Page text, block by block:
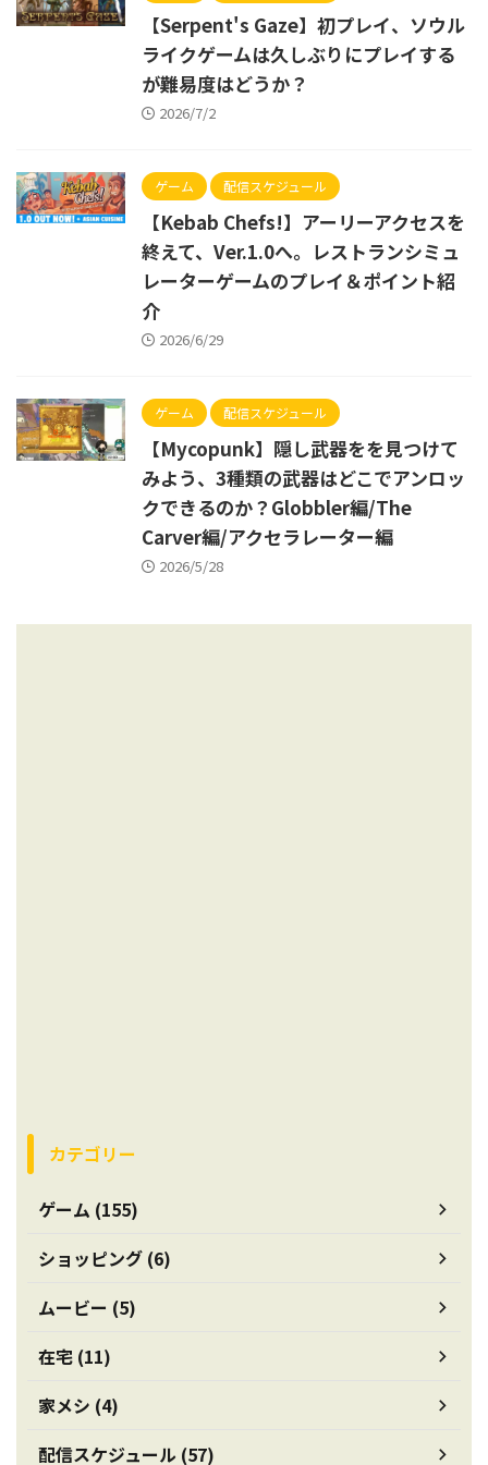
【Serpent's Gaze】初プレイ、ソウル
ライクゲームは久しぶりにプレイする
が難易度はどうか？
2026/7/2
ゲーム 配信スケジュール
【Kebab Chefs!】アーリーアクセスを
終えて、Ver.1.0へ。レストランシミュ
レーターゲームのプレイ＆ポイント紹
介
2026/6/29
ゲーム 配信スケジュール
【Mycopunk】隠し武器をを見つけて
みよう、3種類の武器はどこでアンロッ
クできるのか？Globbler編/The
Carver編/アクセラレーター編
2026/5/28
カテゴリー
ゲーム (155)
ショッピング (6)
ムービー (5)
在宅 (11)
家メシ (4)
配信スケジュール (57)